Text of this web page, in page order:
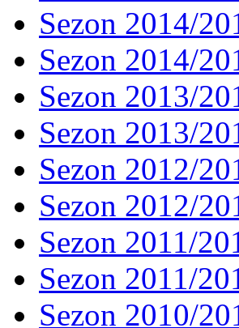
Sezon 2014/
Sezon 2014/
Sezon 2013/
Sezon 2013/
Sezon 2012/
Sezon 2012/
Sezon 2011/
Sezon 2011/
Sezon 2010/